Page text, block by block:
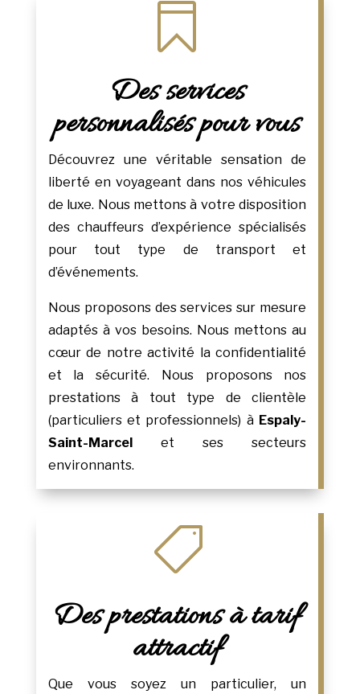

Des services
personnalisés pour vous
Découvrez une véritable sensation de
liberté en voyageant dans nos véhicules
de luxe. Nous mettons à votre disposition
des chauffeurs d’expérience spécialisés
pour tout type de transport et
d’événements.
Nous proposons des services sur mesure
adaptés à vos besoins. Nous mettons au
cœur de notre activité la confidentialité
et la sécurité. Nous proposons nos
prestations à tout type de clientèle
(particuliers et professionnels) à Espaly-
Saint-Marcelet ses secteurs
environnants.

Des prestations à tarif
attractif
Que vous soyez un particulier, un